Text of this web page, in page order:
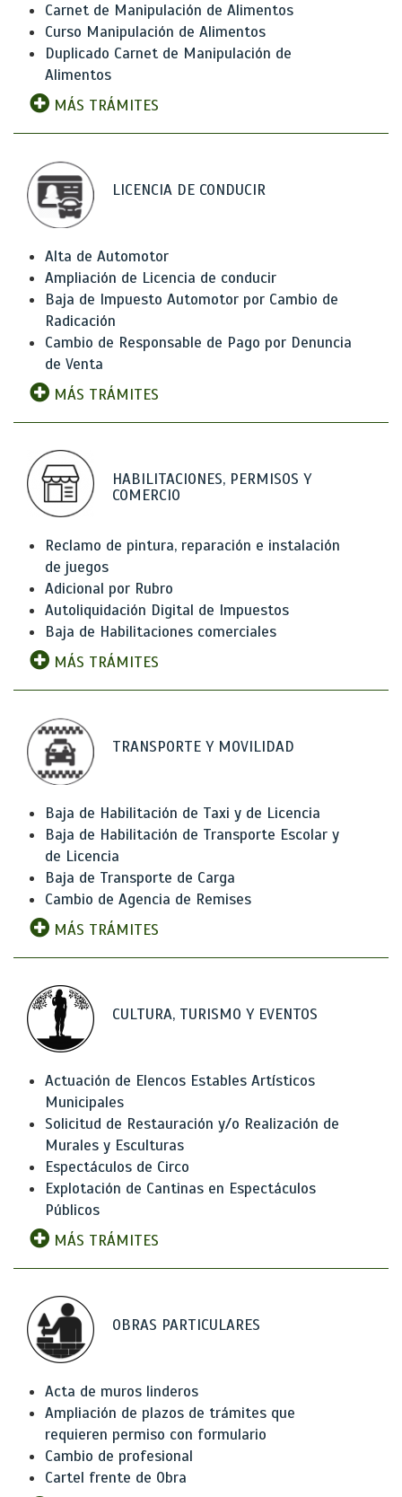
Carnet de Manipulación de Alimentos
Curso Manipulación de Alimentos
Duplicado Carnet de Manipulación de
Alimentos
MÁS TRÁMITES
LICENCIA DE CONDUCIR
Alta de Automotor
Ampliación de Licencia de conducir
Baja de Impuesto Automotor por Cambio de
Radicación
Cambio de Responsable de Pago por Denuncia
de Venta
MÁS TRÁMITES
HABILITACIONES, PERMISOS Y
COMERCIO
Reclamo de pintura, reparación e instalación
de juegos
Adicional por Rubro
Autoliquidación Digital de Impuestos
Baja de Habilitaciones comerciales
MÁS TRÁMITES
TRANSPORTE Y MOVILIDAD
Baja de Habilitación de Taxi y de Licencia
Baja de Habilitación de Transporte Escolar y
de Licencia
Baja de Transporte de Carga
Cambio de Agencia de Remises
MÁS TRÁMITES
CULTURA, TURISMO Y EVENTOS
Actuación de Elencos Estables Artísticos
Municipales
Solicitud de Restauración y/o Realización de
Murales y Esculturas
Espectáculos de Circo
Explotación de Cantinas en Espectáculos
Públicos
MÁS TRÁMITES
OBRAS PARTICULARES
Acta de muros linderos
Ampliación de plazos de trámites que
requieren permiso con formulario
Cambio de profesional
Cartel frente de Obra